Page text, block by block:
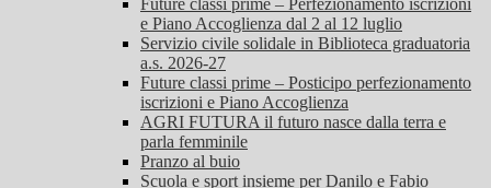
Future classi prime – Perfezionamento iscrizioni
e Piano Accoglienza dal 2 al 12 luglio
Servizio civile solidale in Biblioteca graduatoria
a.s. 2026-27
Future classi prime – Posticipo perfezionamento
iscrizioni e Piano Accoglienza
AGRI FUTURA il futuro nasce dalla terra e
parla femminile
Pranzo al buio
Scuola e sport insieme per Danilo e Fabio